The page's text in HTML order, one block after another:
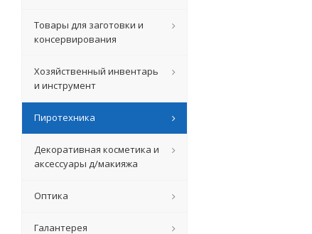
Товары для заготовки и
консервирования
Хозяйственный инвентарь
и инструмент
Пиротехника
Декоративная косметика и
аксессуары д/макияжа
Оптика
Галантерея